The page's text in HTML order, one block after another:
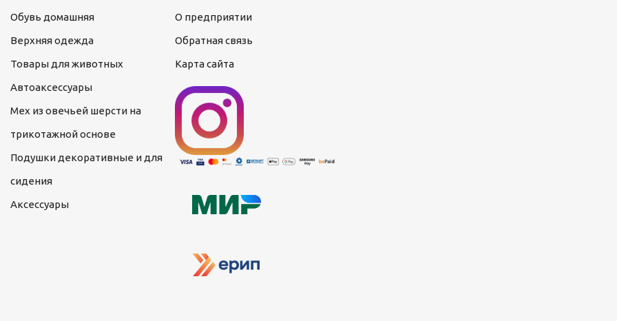
Обувь домашняя
Верхняя одежда
Товары для животных
Автоаксессуары
Мех из овечьей шерсти на
трикотажной основе
Подушки декоративные и для
сидения
Аксессуары
О предприятии
Обратная связь
Карта сайта